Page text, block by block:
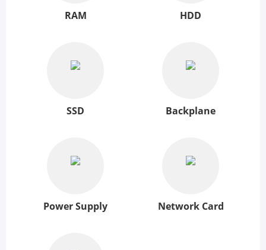
RAM HDD
SSD Backplane
Power Supply Network Card